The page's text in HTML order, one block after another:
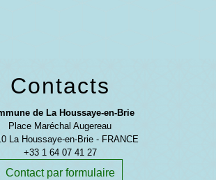
Contacts
de La Houssaye-en-Brie
Place Maréchal Augereau
La Houssaye-en-Brie - FRANCE
+33 1 64 07 41 27
Contact par formulaire